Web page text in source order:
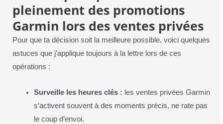
pleinement des promotions
Garmin lors des ventes privées
Pour que ta décision soit la meilleure possible, voici quelques
astuces que j’applique toujours à la lettre lors de ces
opérations :
Surveille les heures clés : les ventes privées Garmin
s’activent souvent à des moments précis, ne rate pas
le coup d’envoi.